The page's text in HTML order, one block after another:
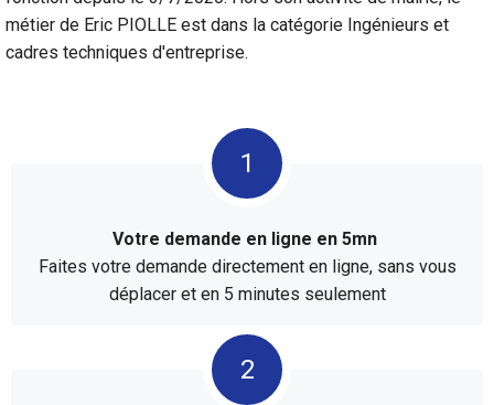
métier de Eric PIOLLE est dans la catégorie Ingénieurs et
cadres techniques d'entreprise.
Votre demande en ligne en 5mn
Faites votre demande directement en ligne, sans vous
déplacer et en 5 minutes seulement